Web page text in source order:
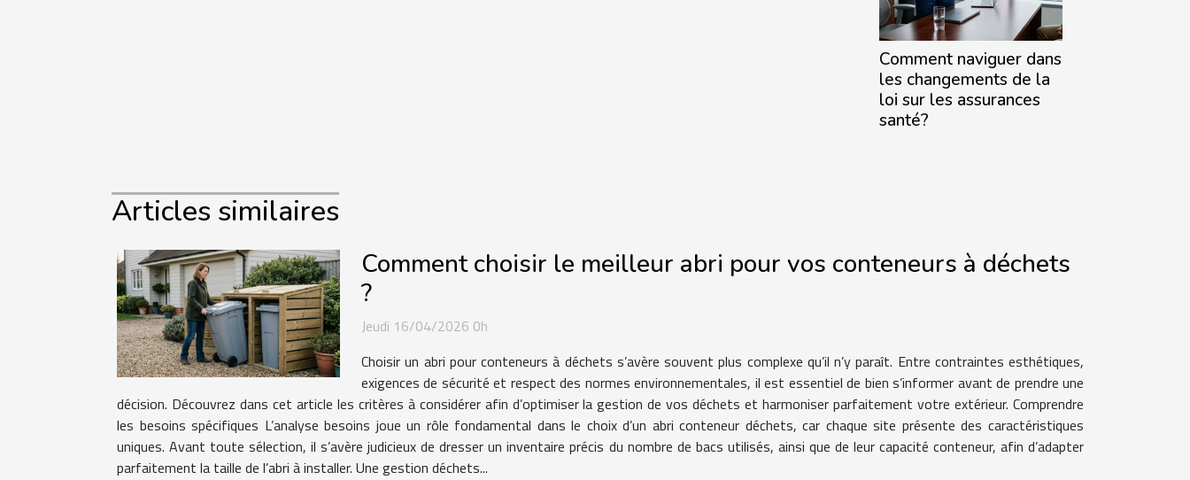
Comment naviguer dans
les changements de la
loi sur les assurances
santé?
Articles similaires
Comment choisir le meilleur abri pour vos conteneurs à déchets
?
Jeudi 16/04/2026 0h
Choisir un abri pour conteneurs à déchets s’avère souvent plus complexe qu’il n’y paraît. Entre contraintes esthétiques,
exigences de sécurité et respect des normes environnementales, il est essentiel de bien s’informer avant de prendre une
décision. Découvrez dans cet article les critères à considérer afin d’optimiser la gestion de vos déchets et harmoniser parfaitement votre extérieur. Comprendre
les besoins spécifiques L’analyse besoins joue un rôle fondamental dans le choix d’un abri conteneur déchets, car chaque site présente des caractéristiques
uniques. Avant toute sélection, il s’avère judicieux de dresser un inventaire précis du nombre de bacs utilisés, ainsi que de leur capacité conteneur, afin d’adapter
parfaitement la taille de l’abri à installer. Une gestion déchets...